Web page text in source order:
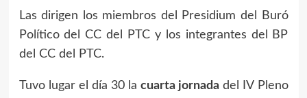
Las dirigen los miembros del Presidium del Buró
Político del CC del PTC y los integrantes del BP
del CC del PTC.
Tuvo lugar el día 30 lacuarta jornada del IV Pleno